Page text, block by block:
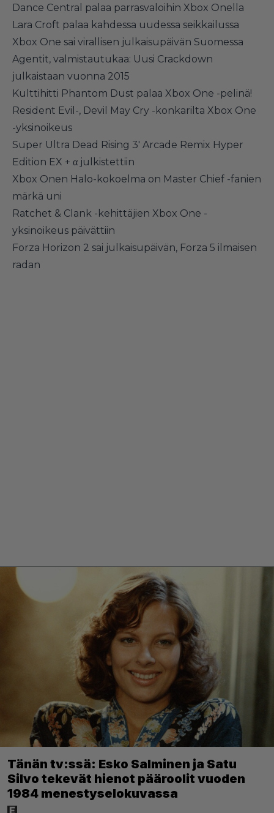
Dance Central palaa parrasvaloihin Xbox Onella
Lara Croft palaa kahdessa uudessa seikkailussa
Xbox One sai virallisen julkaisupäivän Suomessa
Agentit, valmistautukaa: Uusi Crackdown
julkaistaan vuonna 2015
Kulttihitti Phantom Dust palaa Xbox One -pelinä!
Resident Evil-, Devil May Cry -konkarilta Xbox One
-yksinoikeus
Super Ultra Dead Rising 3′ Arcade Remix Hyper
Edition EX + α julkistettiin
Xbox Onen Halo-kokoelma on Master Chief -fanien
märkä uni
Ratchet & Clank -kehittäjien Xbox One -
yksinoikeus päivättiin
Forza Horizon 2 sai julkaisupäivän, Forza 5 ilmaisen
radan
Tänän tv:ssä: Esko Salminen ja Satu
Silvo tekevät hienot pääroolit vuoden
1984 menestyselokuvassa